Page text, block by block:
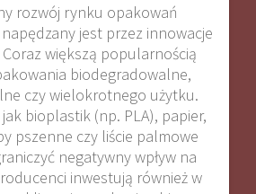
rozwój rynku opakowań
jest przez innowacje
Coraz większą popularnością
biodegradowalne,
czy wielokrotnego użytku.
jak bioplastik (np. PLA), papier,
pszenne czy liście palmowe
negatywny wpływ na
inwestują również w